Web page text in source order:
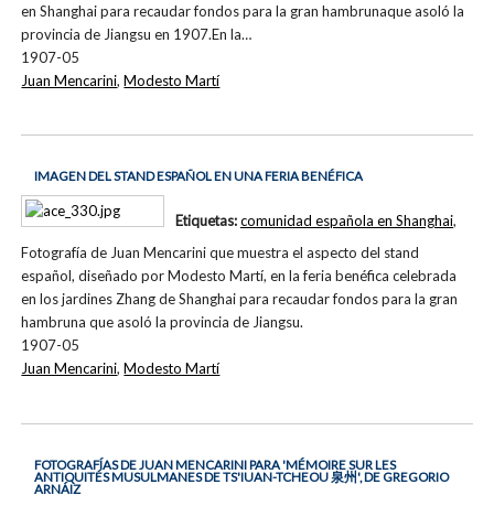
en Shanghai para recaudar fondos para la gran hambrunaque asoló la
provincia de Jiangsu en 1907.En la…
1907-05
Juan Mencarini,Modesto Martí
IMAGEN DEL STAND ESPAÑOL EN UNA FERIA BENÉFICA
Fotografía de Juan Mencarini que muestra el aspecto del stand
español, diseñado por Modesto Martí, en la feria benéfica celebrada
en los jardines Zhang de Shanghai para recaudar fondos para la gran
hambruna que asoló la provincia de Jiangsu.
1907-05
Etiquetas:comunidad española en Shanghai,
Juan Mencarini,Modesto Martí
FOTOGRAFÍAS DE JUAN MENCARINI PARA 'MÉMOIRE SUR LES
ANTIQUITÉS MUSULMANES DE TS'IUAN-TCHEOU 泉州', DE GREGORIO
ARNÁIZ